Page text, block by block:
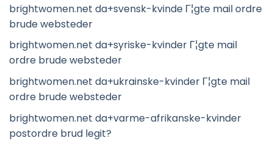
brightwomen.net da+svensk-kvinde Г¦gte mail ordre
brude websteder
brightwomen.net da+syriske-kvinder Г¦gte mail
ordre brude websteder
brightwomen.net da+ukrainske-kvinder Г¦gte mail
ordre brude websteder
brightwomen.net da+varme-afrikanske-kvinder
postordre brud legit?